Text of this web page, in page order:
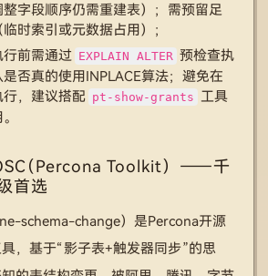
字段顺序仍需重建表）；需预留足
时索引或元数据占用）；
行前需通过 EXPLAIN ALTER 预检查执
否真的使用INPLACE算法；避免在
，建议搭配 pt-show-grants 工具
（Percona Toolkit）——千
首选
schema-change）是Percona开源
，基于“影子表+触发器同步”的思